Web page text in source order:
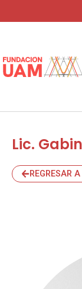
Lic.
REGRESAR